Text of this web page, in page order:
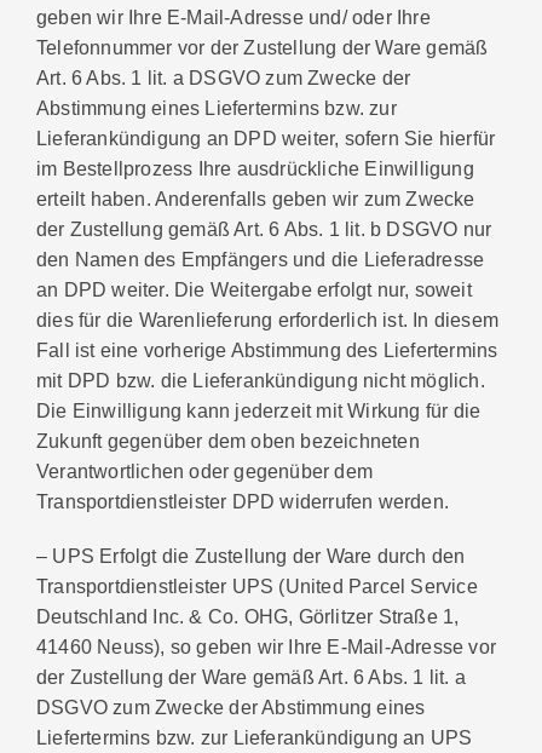
geben wir Ihre E-Mail-Adresse und/ oder Ihre
Telefonnummer vor der Zustellung der Ware gemäß
Art. 6 Abs. 1 lit. a DSGVO zum Zwecke der
Abstimmung eines Liefertermins bzw. zur
Lieferankündigung an DPD weiter, sofern Sie hierfür
im Bestellprozess Ihre ausdrückliche Einwilligung
erteilt haben. Anderenfalls geben wir zum Zwecke
der Zustellung gemäß Art. 6 Abs. 1 lit. b DSGVO nur
den Namen des Empfängers und die Lieferadresse
an DPD weiter. Die Weitergabe erfolgt nur, soweit
dies für die Warenlieferung erforderlich ist. In diesem
Fall ist eine vorherige Abstimmung des Liefertermins
mit DPD bzw. die Lieferankündigung nicht möglich.
Die Einwilligung kann jederzeit mit Wirkung für die
Zukunft gegenüber dem oben bezeichneten
Verantwortlichen oder gegenüber dem
Transportdienstleister DPD widerrufen werden.
– UPS Erfolgt die Zustellung der Ware durch den
Transportdienstleister UPS (United Parcel Service
Deutschland Inc. & Co. OHG, Görlitzer Straße 1,
41460 Neuss), so geben wir Ihre E-Mail-Adresse vor
der Zustellung der Ware gemäß Art. 6 Abs. 1 lit. a
DSGVO zum Zwecke der Abstimmung eines
Liefertermins bzw. zur Lieferankündigung an UPS